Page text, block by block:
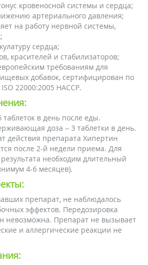
кровеносной системы и сердца;
артериального давления;
на работу нервной системы,
сердца;
красителей и стабилизаторов;
требованиям для
добавок, сертифицирован по
22000:2005 НАССР.
таблеток в день после еды.
доза – 3 таблетки в день.
действия препарата Хипертин
после 2-й недели приема. Для
необходим длительный
4-6 месяцев).
препарат, не наблюдалось
эффектов. Передозировка
невозможна. Препарат не вызывает
и аллергические реакции не